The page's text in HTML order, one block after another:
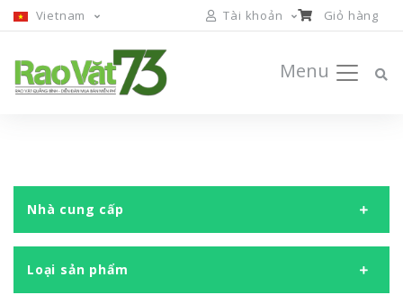
Vietnam Tài khoản Giỏ hàng
Menu
Nhà cung cấp
Loại sản phẩm